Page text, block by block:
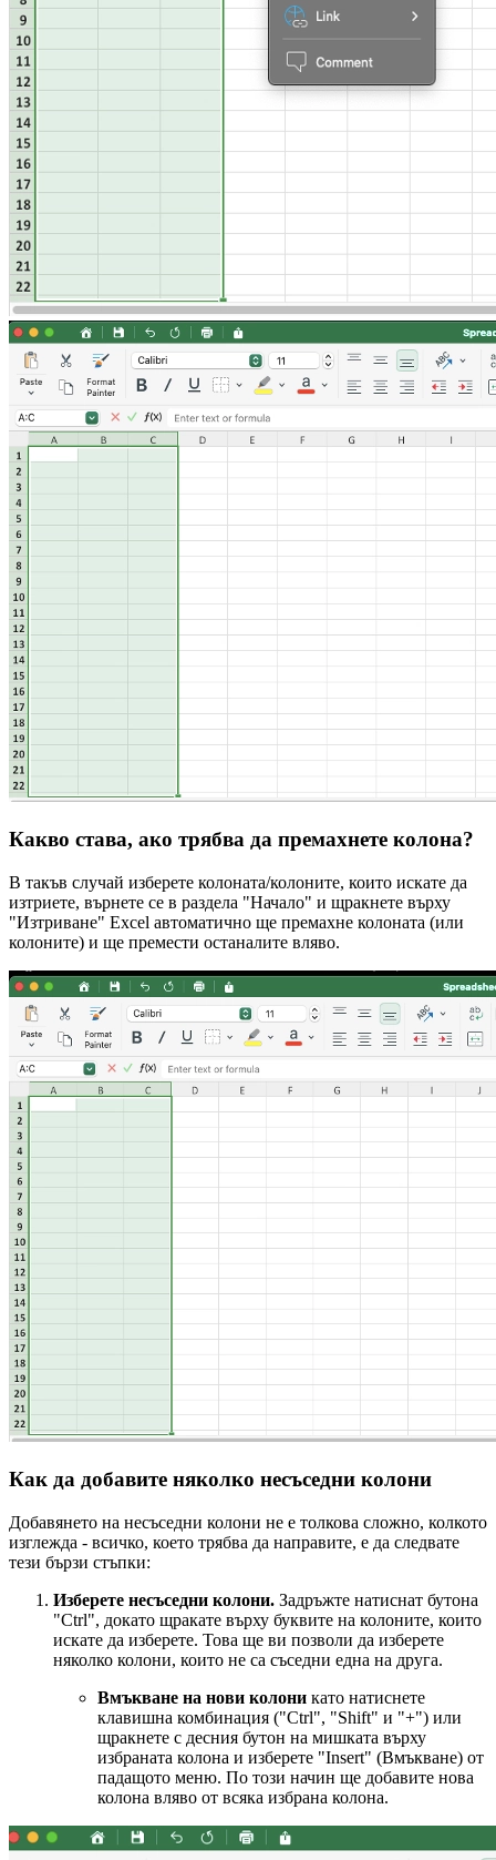
Какво става, ако трябва да премахнете колона?
В такъв случай изберете колоната/колоните, които искате да
изтриете, върнете се в раздела "Начало" и щракнете върху
"Изтриване" Excel автоматично ще премахне колоната (или
колоните) и ще премести останалите вляво.
Как да добавите няколко несъседни колони
Добавянето на несъседни колони не е толкова сложно, колкото
изглежда - всичко, което трябва да направите, е да следвате
тези бързи стъпки:
Изберете несъседни колони. Задръжте натиснат бутона
"Ctrl", докато щракате върху буквите на колоните, които
искате да изберете. Това ще ви позволи да изберете
няколко колони, които не са съседни една на друга.
Вмъкване на нови колони като натиснете
клавишна комбинация ("Ctrl", "Shift" и "+") или
щракнете с десния бутон на мишката върху
избраната колона и изберете "Insert" (Вмъкване) от
падащото меню. По този начин ще добавите нова
колона вляво от всяка избрана колона.